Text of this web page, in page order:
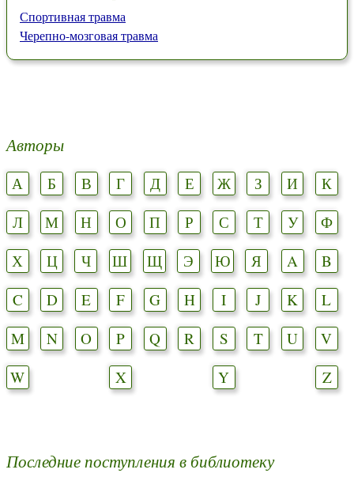
Спортивная травма
Черепно-мозговая травма
Авторы
А Б В Г Д Е Ж З И
К
Л
М Н О П Р С Т У
Ф
Х
Ц Ч Ш Щ Э Ю Я A
B
C
D E F G H I J K
L
M
N O P Q R S T U
V
W
X Y Z
Последние поступления в библиотеку